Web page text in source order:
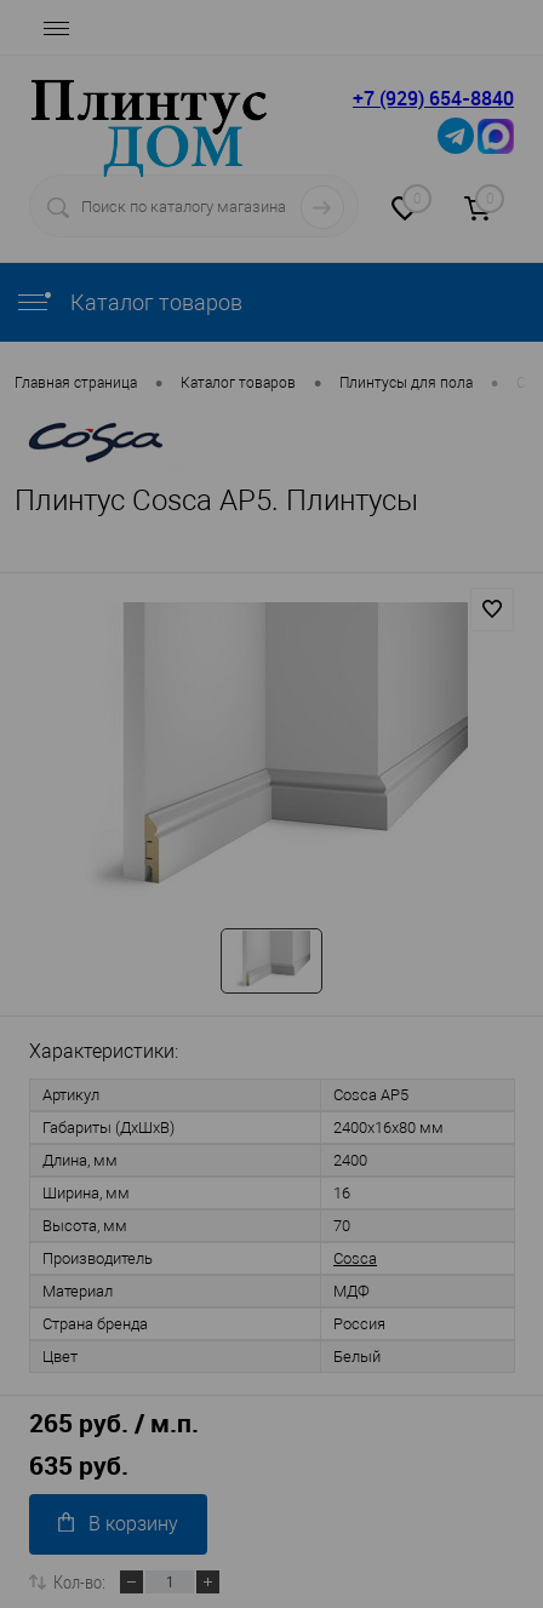
+7 (929) 654-8840
0 0
Каталог товаров
Главная страница • Каталог товаров • Плинтусы для пола •
Плинтус Cosca AP5. Плинтусы
Характеристики:
Артикул
Cosca AP5
Габариты (ДхШхВ)
2400x16x80 мм
Длина, мм
2400
Ширина, мм
16
Высота, мм
70
Производитель
Cosca
Материал
МДФ
Страна бренда
Россия
Цвет
Белый
265 руб. / м.п.
635 руб.
В корзину
Кол-во: